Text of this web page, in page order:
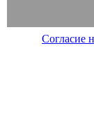
Согласие